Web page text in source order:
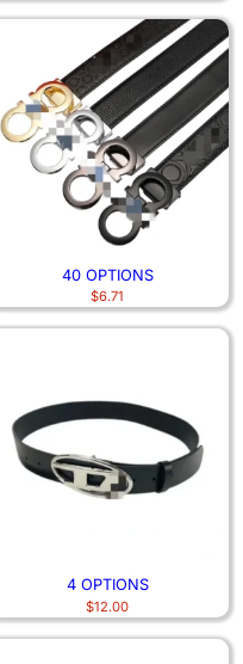
40 OPTIONS
$6.71
4 OPTIONS
$12.00